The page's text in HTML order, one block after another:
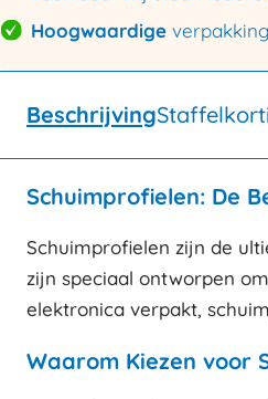
Hoogwaardige
Beschrijving
Schuimprofielen: De
Schuimprofielen zijn de
zijn speciaal ontworpen
elektronica verpakt,
Waarom Kiezen voor